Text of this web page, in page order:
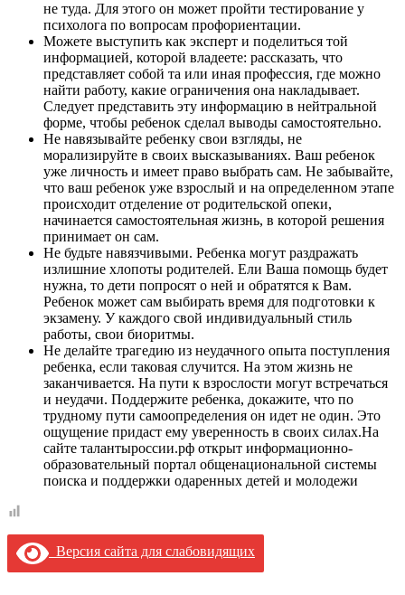
не туда. Для этого он может пройти тестирование у
психолога по вопросам профориентации.
Можете выступить как эксперт и поделиться той
информацией, которой владеете: рассказать, что
представляет собой та или иная профессия, где можно
найти работу, какие ограничения она накладывает.
Следует представить эту информацию в нейтральной
форме, чтобы ребенок сделал выводы самостоятельно.
Не навязывайте ребенку свои взгляды, не
морализируйте в своих высказываниях. Ваш ребенок
уже личность и имеет право выбрать сам. Не забывайте,
что ваш ребенок уже взрослый и на определенном этапе
происходит отделение от родительской опеки,
начинается самостоятельная жизнь, в которой решения
принимает он сам.
Не будьте навязчивыми. Ребенка могут раздражать
излишние хлопоты родителей. Ели Ваша помощь будет
нужна, то дети попросят о ней и обратятся к Вам.
Ребенок может сам выбирать время для подготовки к
экзамену. У каждого свой индивидуальный стиль
работы, свои биоритмы.
Не делайте трагедию из неудачного опыта поступления
ребенка, если таковая случится. На этом жизнь не
заканчивается. На пути к взрослости могут встречаться
и неудачи. Поддержите ребенка, докажите, что по
трудному пути самоопределения он идет не один. Это
ощущение придаст ему уверенность в своих силах.На
сайте талантыроссии.рф открыт информационно-
образовательный портал общенациональной системы
поиска и поддержки одаренных детей и молодежи
Версия сайта для слабовидящих